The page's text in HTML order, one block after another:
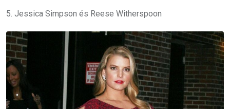
5. Jessica Simpson és Reese Witherspoon